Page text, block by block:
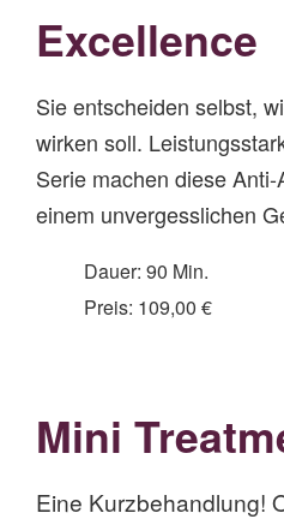
Excellence
Sie entscheiden selbst,
wirken soll.
Serie machen diese
einem unvergesslichen
Dauer: 90 Min.
Preis: 109,00 €
Mini
Eine Kurzbehandlung!